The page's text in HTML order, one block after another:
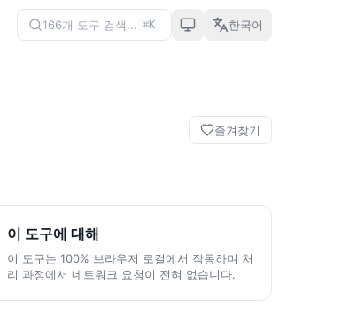
166개 도구 검색... ⌘K 한국어
즐겨찾기
이 도구에 대해
이 도구는 100% 브라우저 로컬에서 작동하며 처
리 과정에서 네트워크 요청이 전혀 없습니다.